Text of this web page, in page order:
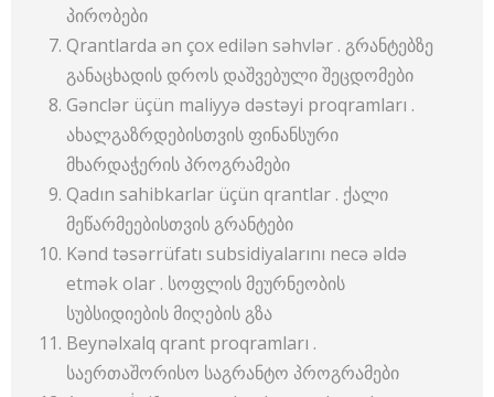
პირობები
Qrantlarda ən çox edilən səhvlər . გრანტებზე
განაცხადის დროს დაშვებული შეცდომები
Gənclər üçün maliyyə dəstəyi proqramları .
ახალგაზრდებისთვის ფინანსური
მხარდაჭერის პროგრამები
Qadın sahibkarlar üçün qrantlar . ქალი
მეწარმეებისთვის გრანტები
Kənd təsərrüfatı subsidiyalarını necə əldə
etmək olar . სოფლის მეურნეობის
სუბსიდიების მიღების გზა
Beynəlxalq qrant proqramları .
საერთაშორისო საგრანტო პროგრამები